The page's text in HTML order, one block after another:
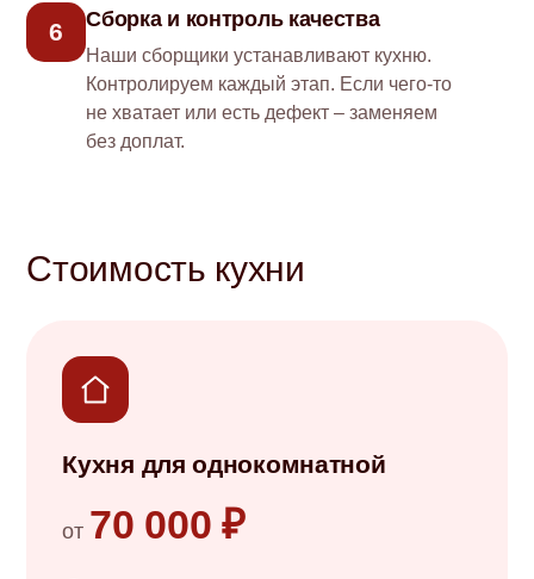
6 Сборка и контроль качества
Наши сборщики устанавливают кухню.
Контролируем каждый этап. Если чего-то
не хватает или есть дефект – заменяем
без доплат.
Стоимость кухни
Кухня для однокомнатной
от 70 000 ₽